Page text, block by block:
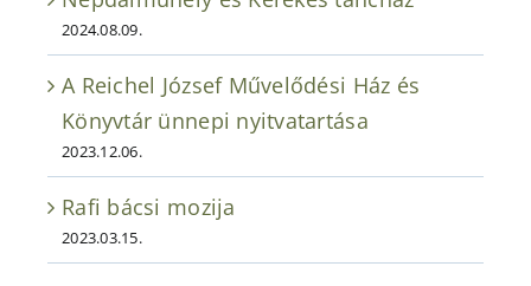
2024.08.09.
A Reichel József Művelődési Ház és
Könyvtár ünnepi nyitvatartása
2023.12.06.
Rafi bácsi mozija
2023.03.15.